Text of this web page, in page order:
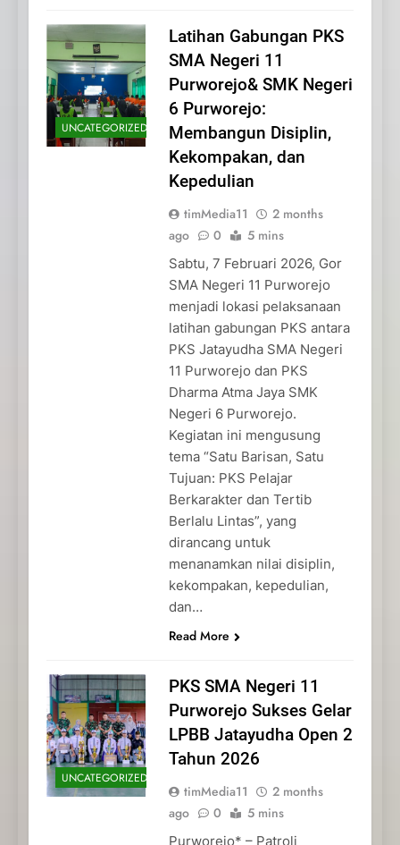
UNCATEGORIZED
Latihan Gabungan PKS
SMA Negeri 11
Purworejo& SMK Negeri
6 Purworejo:
Membangun Disiplin,
Kekompakan, dan
Kepedulian
timMedia11
2 months
ago
0 5 mins
Sabtu, 7 Februari 2026, Gor
SMA Negeri 11 Purworejo
menjadi lokasi pelaksanaan
latihan gabungan PKS antara
PKS Jatayudha SMA Negeri
11 Purworejo dan PKS
Dharma Atma Jaya SMK
Negeri 6 Purworejo.
Kegiatan ini mengusung
tema “Satu Barisan, Satu
Tujuan: PKS Pelajar
Berkarakter dan Tertib
Berlalu Lintas”, yang
dirancang untuk
menanamkan nilai disiplin,
kekompakan, kepedulian,
dan…
Read More
UNCATEGORIZED
PKS SMA Negeri 11
Purworejo Sukses Gelar
LPBB Jatayudha Open 2
Tahun 2026
timMedia11
2 months
ago
0 5 mins
Purworejo* – Patroli